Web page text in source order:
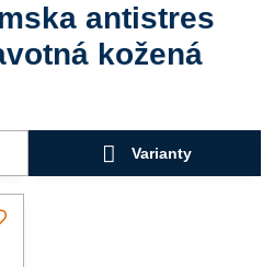
antistres
kožená
Varianty